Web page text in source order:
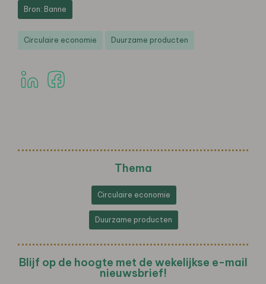
Bron: Banne
Circulaire economie Duurzame producten
Thema
Circulaire economie
Duurzame producten
Blijf op de hoogte met de wekelijkse e-mail
nieuwsbrief!